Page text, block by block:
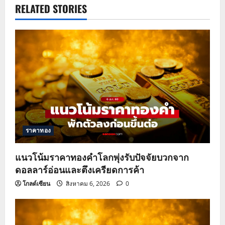
a
v
i
g
a
t
i
o
n
RELATED STORIES
ราคาทอง
แนวโน้มราคาทองคำโลกพุ่งรับปัจจัยบวกจาก
ดอลลาร์อ่อนและตึงเครียดการค้า
โกลด์เซียน สิงหาคม 6, 2026 0